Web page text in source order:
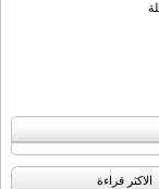
الاکثر قراءة